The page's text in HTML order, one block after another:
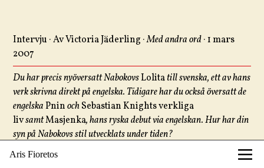
Aris Fioretos
Intervju · Av Victoria Jäderling ·Med andra ord· 1 mars
2007
Du har precis nyöversatt NabokovsLolitatill svenska, ett av hans
verk skrivna direkt på engelska. Tidigare har du också översatt de
engelskaPninochSebastian Knights verkliga
livsamtMasjenka, hans ryska debut via engelskan. Hur har din
syn på Nabokovs stil utvecklats under tiden?